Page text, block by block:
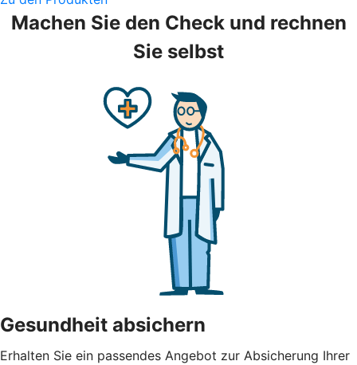
Machen Sie den Check und rechnen
Sie selbst
Gesundheit absichern
Erhalten Sie ein passendes Angebot zur Absicherung Ihrer